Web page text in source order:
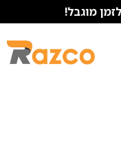
מוגבל!